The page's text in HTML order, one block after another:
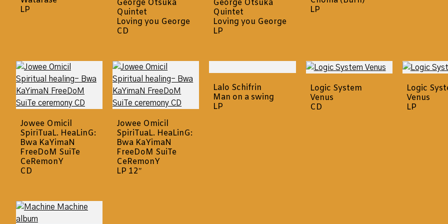
LP
George Otsuka
Quintet
Loving you George
CD
George Otsuka
Quintet
Loving you George
LP
LP
Jowee Omicil
SpiriTuaL. HeaLinG:
Bwa KaYimaN
FreeDoM SuiTe
CeRemonY
CD
Jowee Omicil
SpiriTuaL. HeaLinG:
Bwa KaYimaN
FreeDoM SuiTe
CeRemonY
LP 12″
Lalo Schifrin
Man on a swing
LP
Logic System
Venus
CD
Logic
Venus
LP